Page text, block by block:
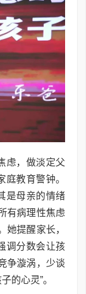
虑，做淡定父
教育警钟。
是母亲的情绪
有病理性焦虑
她提醒家长，
调分数会让孩
争漩涡，少谈
的心灵”。